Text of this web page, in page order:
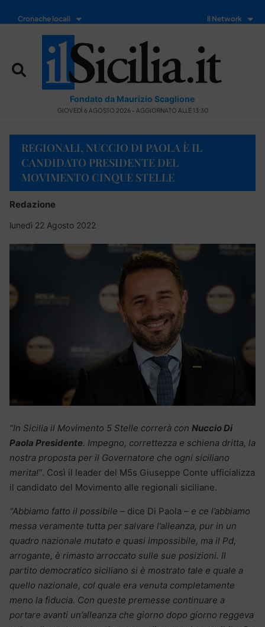
Cronache locali Il Network
Fondato da Maurizio Scaglione
GIOVEDÌ 6 AGOSTO 2026 - AGGIORNATO ALLE 13:30
REGIONALI, NUCCIO DI PAOLA È IL
CANDIDATO PRESIDENTE DEL
MOVIMENTO CINQUE STELLE
Redazione
lunedì 22 Agosto 2022
“In Sicilia il Movimento 5 Stelle correrà con Nuccio Di
Paola Presidente. Impegno, correttezza e schiena dritta, la
nostra proposta per il Governatore che ogni siciliano
merita!”. Così il leader del M5s Giuseppe Conte ufficializza
il candidato del Movimento alle regionali siciliane.
“Abbiamo fatto il possibile – dice Di Paola – e ce l’abbiamo
messa veramente tutta per salvare l’alleanza, pur in un
quadro nazionale mutato e quasi impossibile, ma il Pd,
arrogante, è rimasto arroccato sulle sue posizioni. Il
partito democratico siciliano si è mostrato tale e quale a
quello nazionale, col quale era venuta completamente
meno la fiducia. Con queste premesse continuare a
portare avanti un’alleanza che giorno dopo giorno reggeva